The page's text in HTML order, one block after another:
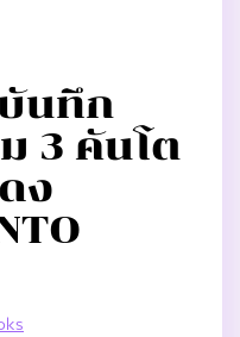
นทึก
3 คันโต
ง